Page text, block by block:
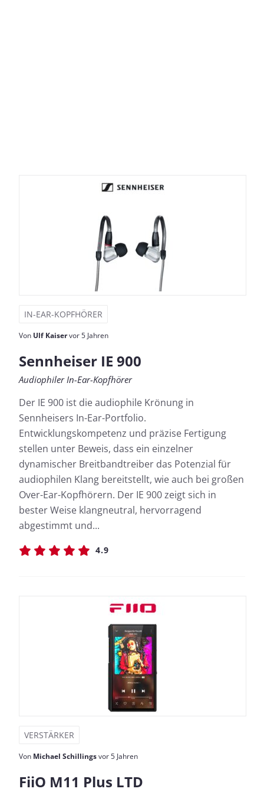
IN-EAR-KOPFHÖRER
Von Ulf Kaiservor 5 Jahren
Sennheiser IE 900
Audiophiler In-Ear-Kopfhörer
Der IE 900 ist die audiophile Krönung in
Sennheisers In-Ear-Portfolio.
Entwicklungskompetenz und präzise Fertigung
stellen unter Beweis, dass ein einzelner
dynamischer Breitbandtreiber das Potenzial für
audiophilen Klang bereitstellt, wie auch bei großen
Over-Ear-Kopfhörern. Der IE 900 zeigt sich in
bester Weise klangneutral, hervorragend
abgestimmt und...
4.9
VERSTÄRKER
Von Michael Schillingsvor 5 Jahren
FiiO M11 Plus LTD